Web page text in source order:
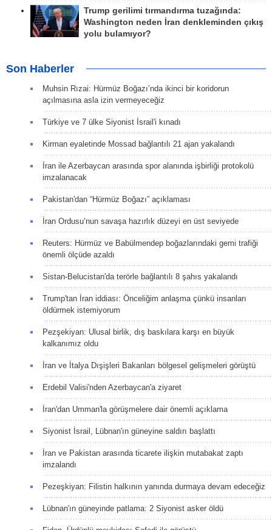
Trump gerilimi tırmandırma tuzağında:
Washington neden İran denkleminden çıkış
yolu bulamıyor?
Son Haberler
Muhsin Rızai: Hürmüz Boğazı’nda ikinci bir koridorun
açılmasına asla izin vermeyeceğiz
Türkiye ve 7 ülke Siyonist İsrail'i kınadı
Kirman eyaletinde Mossad bağlantılı 21 ajan yakalandı
İran ile Azerbaycan arasında spor alanında işbirliği protokolü
imzalanacak
Pakistan'dan “Hürmüz Boğazı” açıklaması
İran Ordusu’nun savaşa hazırlık düzeyi en üst seviyede
Reuters: Hürmüz ve Babülmendep boğazlarındaki gemi trafiği
önemli ölçüde azaldı
Sistan-Belucistan'da terörle bağlantılı 8 şahıs yakalandı
Trump'tan İran iddiası: Önceliğim anlaşma çünkü insanları
öldürmek istemiyorum
Pezşekiyan: Ulusal birlik, dış baskılara karşı en büyük
kalkanımız oldu
İran ve İtalya Dışişleri Bakanları bölgesel gelişmeleri görüştü
Erdebil Valisi'nden Azerbaycan'a ziyaret
İran'dan Umman'la görüşmelere dair önemli açıklama
Siyonist İsrail, Lübnan'ın güneyine saldırı başlattı
İran ve Pakistan arasında ticarete ilişkin mutabakat zaptı
imzalandı
Pezeşkiyan: Filistin halkının yanında durmaya devam edeceğiz
Lübnan'ın güneyinde patlama: 2 Siyonist asker öldü